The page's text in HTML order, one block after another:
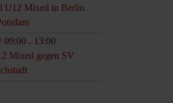
U12 Mixed in Berlin
09:00 - 13:00
Mixed gegen SV